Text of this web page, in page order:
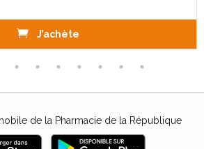
J’achète
de la Pharmacie de la République